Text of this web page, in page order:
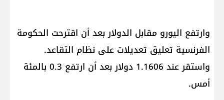
وارتفع اليورو مقابل الدولار بعد أن اقترحت الحكومة
الفرنسية تعليق تعديلات على نظام التقاعد.
واستقر عند 1.1606 دولار بعد أن ارتفع 0.3 بالمئة
أمس.